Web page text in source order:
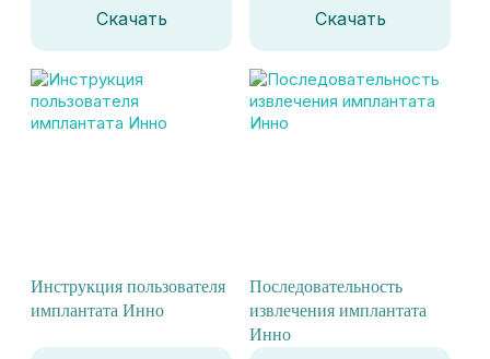
Скачать Скачать
Инструкция пользователя
имплантата Инно
Последовательность
извлечения имплантата
Инно